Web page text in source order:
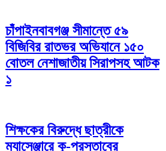
চাঁপাইনবাবগঞ্জ সীমান্তে ৫৯
বিজিবির রাতভর অভিযানে ১৫০
বোতল নেশাজাতীয় সিরাপসহ আটক
১
শিক্ষকের বিরুদ্ধে ছাত্রীকে
ম্যাসেঞ্জারে কু-প্রস্তাবের